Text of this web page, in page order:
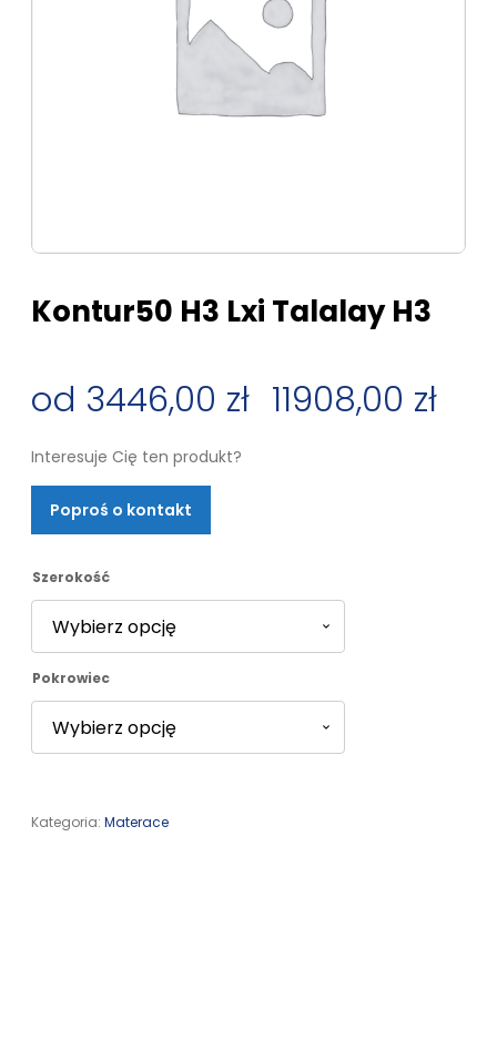
Kontur50 H3 Lxi Talalay H3
3446,00 zł 11908,00 zł
Zakres
cen:
od
3446,00 zł
do
11908,00 zł
Interesuje Cię ten produkt?
Poproś o kontakt
Szerokość
Pokrowiec
Kategoria: Materace